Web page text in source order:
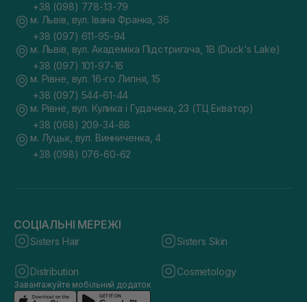
+38 (098) 778-13-79
м. Львів, вул. Івана Франка, 36
+38 (097) 611-95-94
м. Львів, вул. Академіка Підстригача, 1В (Duck's Lake)
+38 (097) 101-97-16
м. Рівне, вул. 16-го Липня, 15
+38 (097) 544-61-44
м. Рівне, вул. Кулика і Гудачека, 23 (ТЦ Екватор)
+38 (068) 209-34-88
м. Луцьк, вул. Винниченка, 4
+38 (098) 076-60-62
СОЦІАЛЬНІ МЕРЕЖІ
Sisters Hair Sisters Skin
Distribution Cosmetology
Завантажуйте мобільний додаток